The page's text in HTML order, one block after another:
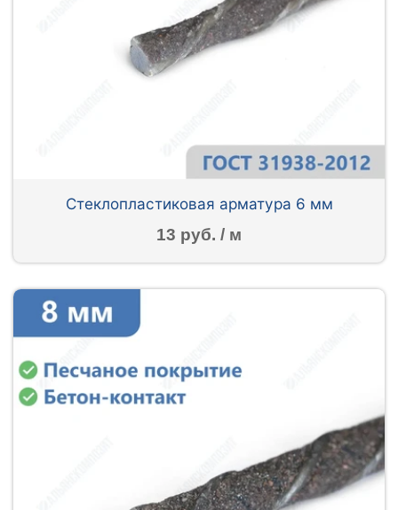
Стеклопластиковая арматура 6 мм
13 руб. / м